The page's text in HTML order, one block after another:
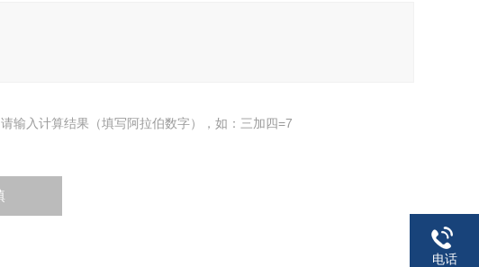
请输入计算结果（填写阿拉伯数字），如：三加四=7
电话